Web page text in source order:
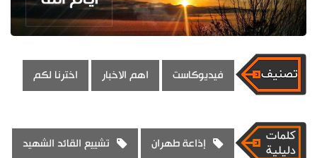
فيديوكاست اهم الاخبار اخترنا لكم
إذاعة طهران تشييع القائد الشهيد